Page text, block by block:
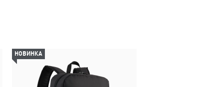
НОВИНКА